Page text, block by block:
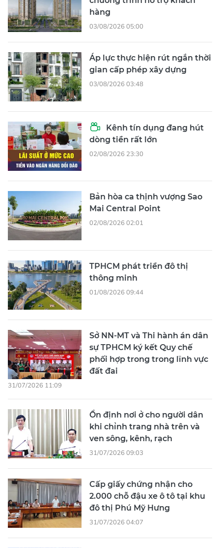
hàng
03/08/2026 05:00
Áp lực thực hiện rút ngắn thời
gian cấp phép xây dựng
03/08/2026 03:48
Kênh tín dụng đang hút
dòng tiền rất lớn
02/08/2026 23:30
Bản hòa ca thịnh vượng Sao
Mai Central Point
02/08/2026 02:01
TPHCM phát triển đô thị
thông minh
01/08/2026 09:44
Sở NN-MT và Thi hành án dân
sự TPHCM ký kết Quy chế
phối hợp trong trong lĩnh vực
đất đai
31/07/2026 11:09
Ổn định nơi ở cho người dân
khi chỉnh trang nhà trên và
ven sông, kênh, rạch
31/07/2026 09:03
Cấp giấy chứng nhận cho
2.000 chỗ đậu xe ô tô tại khu
đô thị Phú Mỹ Hưng
31/07/2026 04:07